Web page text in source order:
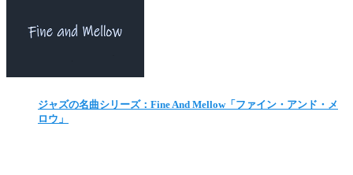
ジャズの名曲シリーズ：Fine And Mellow「ファイン・アンド・メ
ロウ」